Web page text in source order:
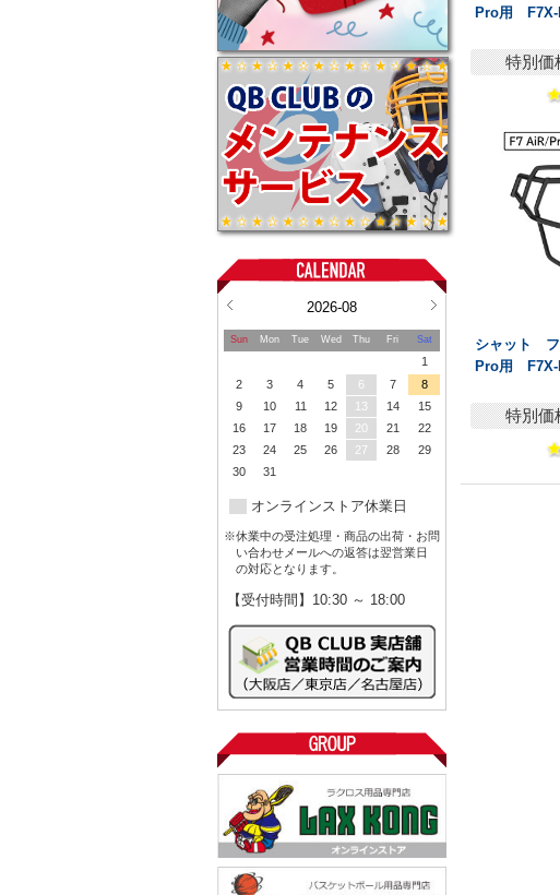
2026-08
Sun Mon Tue Wed Thu Fri Sat
1
2
3 4 5 6 7
8
9
10 11 12 13 14
15
16
17 18 19 20 21
22
23
24 25 26 27 28
29
30
31
オンラインストア休業日
※休業中の受注処理・商品の出荷・お問
い合わせメールへの返答は翌営業日
の対応となります。
【受付時間】10:30 ～ 18:00
Pro用 F7X-
特別価
シャット
Pro用 F7X-
特別価